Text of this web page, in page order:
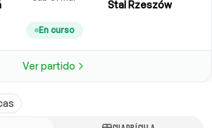
Stal Rzeszów
En curso
Ver partido